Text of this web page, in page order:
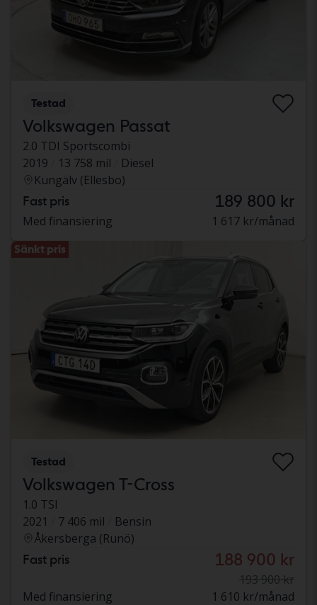
Testad
Volkswagen Passat
2.0 TDI Sportscombi
2019
13 758 mil
Diesel
Kungälv (Ellesbo)
Fast pris 189 800 kr
Med finansiering 1 617 kr/månad
Sänkt pris
Testad
Volkswagen T-Cross
1.0 TSI
2021
7 406 mil
Bensin
Åkersberga (Runö)
Fast pris 188 900 kr
193 900 kr
Med finansiering
1 610 kr/månad